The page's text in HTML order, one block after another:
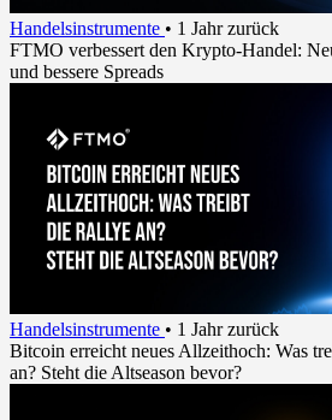
Handelsinstrumente • 1 Jahr zurück
FTMO verbessert den Krypto-Handel:
und bessere Spreads
Handelsinstrumente • 1 Jahr zurück
Bitcoin erreicht neues Allzeithoch: Was
an? Steht die Altseason bevor?